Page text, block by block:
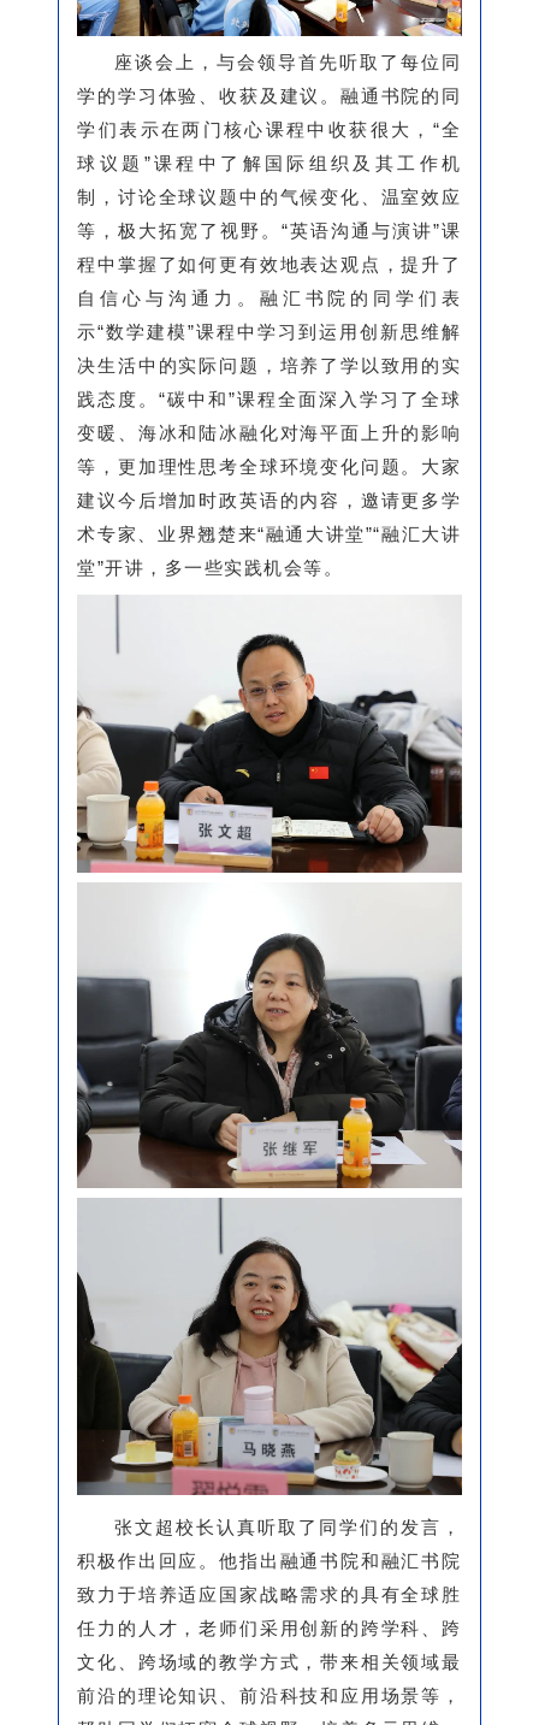
座谈会上，与会领导首先听取了每位同
学的学习体验、收获及建议。融通书院的同
学们表示在两门核心课程中收获很大，“全
球议题”课程中了解国际组织及其工作机
制，讨论全球议题中的气候变化、温室效应
等，极大拓宽了视野。“英语沟通与演讲”课
程中掌握了如何更有效地表达观点，提升了
自信心与沟通力。融汇书院的同学们表
示“数学建模”课程中学习到运用创新思维解
决生活中的实际问题，培养了学以致用的实
践态度。“碳中和”课程全面深入学习了全球
变暖、海冰和陆冰融化对海平面上升的影响
等，更加理性思考全球环境变化问题。大家
建议今后增加时政英语的内容，邀请更多学
术专家、业界翘楚来“融通大讲堂”“融汇大讲
堂”开讲，多一些实践机会等。
张文超校长认真听取了同学们的发言，
积极作出回应。他指出融通书院和融汇书院
致力于培养适应国家战略需求的具有全球胜
任力的人才，老师们采用创新的跨学科、跨
文化、跨场域的教学方式，带来相关领域最
前沿的理论知识、前沿科技和应用场景等，